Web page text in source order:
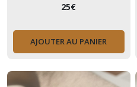
25€
AJOUTER AU PANIER